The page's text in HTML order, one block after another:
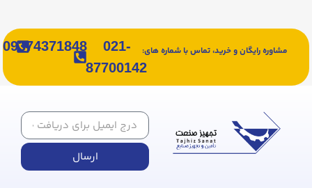
مشاوره رایگان و خرید، تماس با شماره های:
021-
87700142
09374371848
ارسال